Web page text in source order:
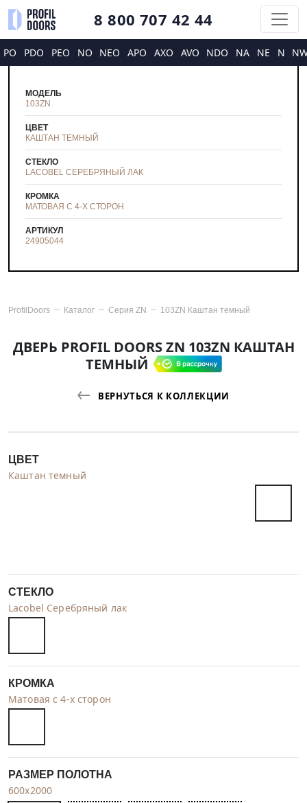
8 800 707 42 44
PO PDO PEO NO NEO APO AXO AVO NDO NA NE N
МОДЕЛЬ
103ZN
ЦВЕТ
КАШТАН ТЕМНЫЙ
СТЕКЛО
LACOBEL СЕРЕБРЯНЫЙ ЛАК
КРОМКА
МАТОВАЯ С 4-Х СТОРОН
АРТИКУЛ
24905044
ProfilDoors Каталог Серия ZN 103ZN Каштан темный
ДВЕРЬ PROFIL DOORS ZN 103ZN КАШТАН
ТЕМНЫЙ
ВЕРНУТЬСЯ К КОЛЛЕКЦИИ
ЦВЕТ
Каштан темный
СТЕКЛО
Lacobel Серебряный лак
КРОМКА
Матовая с 4-х сторон
РАЗМЕР ПОЛОТНА
600x2000